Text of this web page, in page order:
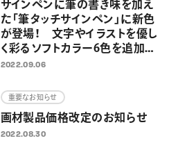
サインペンに筆の書き味を加え
た「筆タッチサインペン」に新色
が登場！ 文字やイラストを優し
く彩るソフトカラー6色を追加
し、全24色展開に
2022.09.06
重要なお知らせ
画材製品価格改定のお知らせ
2022.08.30